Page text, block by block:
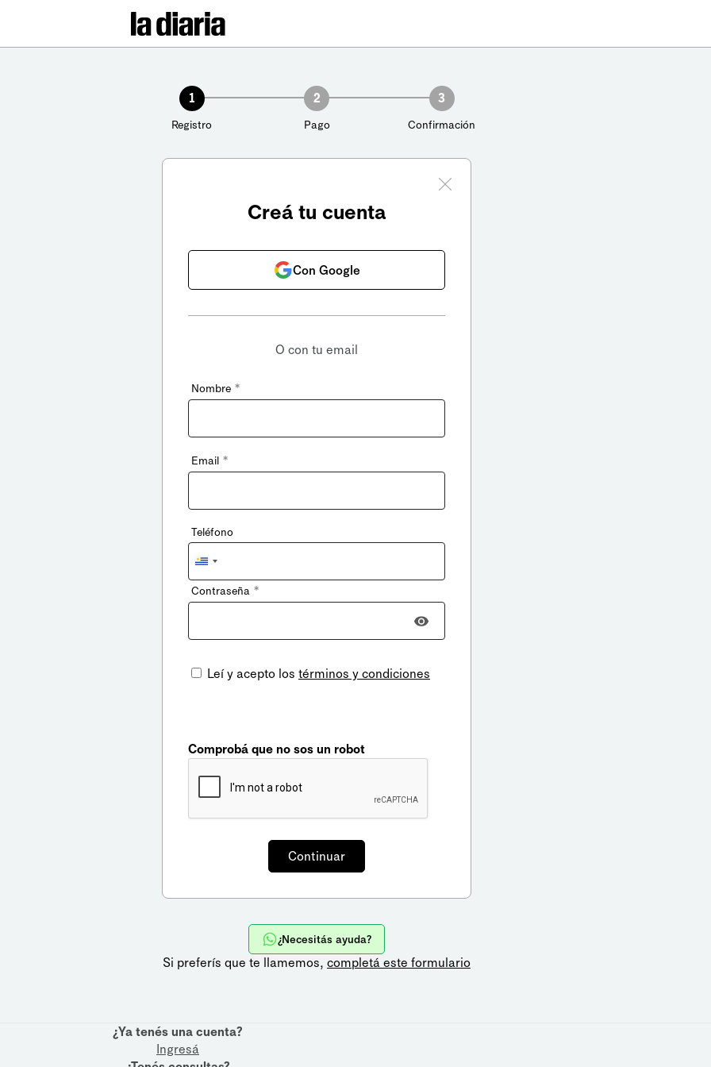
1
Registro
2
Pago
3
Confirmación
Creá tu cuenta
Con Google
O con tu email
Nombre *
Email *
Teléfono
Uruguay
+598
Contraseña *
Leí y acepto los términos y condiciones
Comprobá que no sos un robot
¿Necesitás ayuda?
Si preferís que te llamemos, completá este formulario
¿Ya tenés una cuenta?
Ingresá